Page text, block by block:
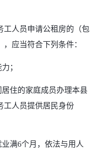
工人员申请公租房的（包
应当符合下列条件：
；
住的家庭成员办理本县
工人员提供居民身份
满6个月，依法与用人